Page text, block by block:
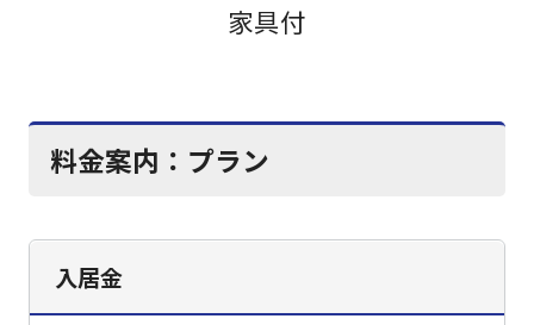
家具付
料金案内： プラン
入居金